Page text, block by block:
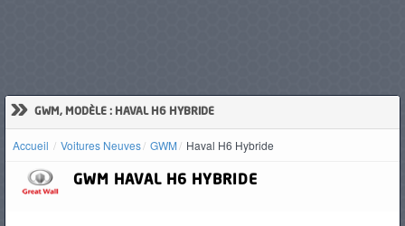
» GWM, MODÈLE : HAVAL H6 HYBRIDE
Accueil Voitures Neuves GWM Haval H6 Hybride
GWM HAVAL H6 HYBRIDE
D'OCCASION